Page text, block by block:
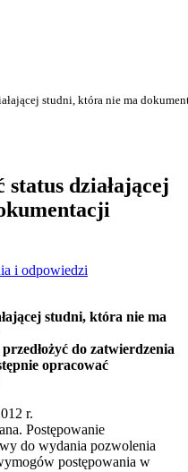
studni, która nie ma
działającej
i odpowiedzi
studni, która nie ma
do zatwierdzenia
opracować
r.
Postępowanie
do wydania pozwolenia
postępowania w